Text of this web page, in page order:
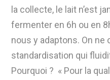
la collecte, le lait n’est
fermenter en 6h ou en
nous y adaptons. On ne
standardisation qui
Pourquoi ? « Pour la